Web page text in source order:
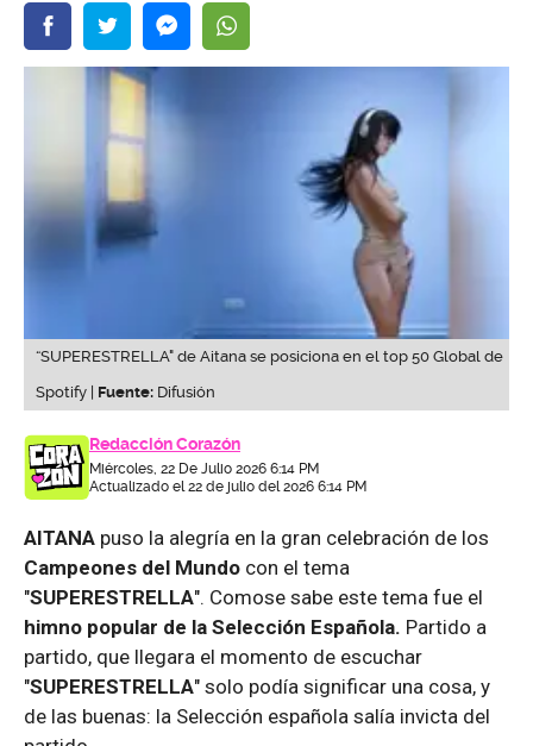
“SUPERESTRELLA" de Aitana se posiciona en el top 50 Global de
Spotify | Fuente: Difusión
Redacción Corazón
Miércoles, 22 De Julio 2026 6:14 PM
Actualizado el 22 de julio del 2026 6:14 PM
AITANA puso la alegría en la gran celebración de los
Campeones del Mundo con el tema
"SUPERESTRELLA". Comose sabe este tema fue el
himno popular de la Selección Española. Partido a
partido, que llegara el momento de escuchar
"SUPERESTRELLA" solo podía significar una cosa, y
de las buenas: la Selección española salía invicta del